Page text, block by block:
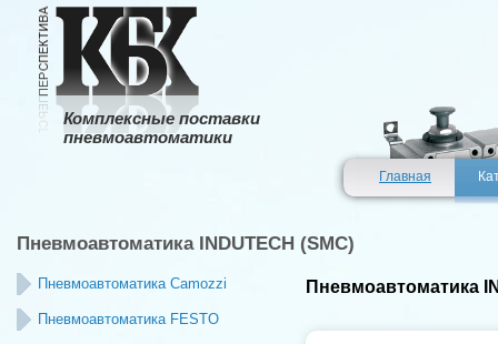
Комплексные поставки
пневмоавтоматики
Главная
Пневмоавтоматика INDUTECH (SMC)
Пневмоавтоматика Camozzi
Пневмоавтоматика FESTO
Пневмоавтоматика